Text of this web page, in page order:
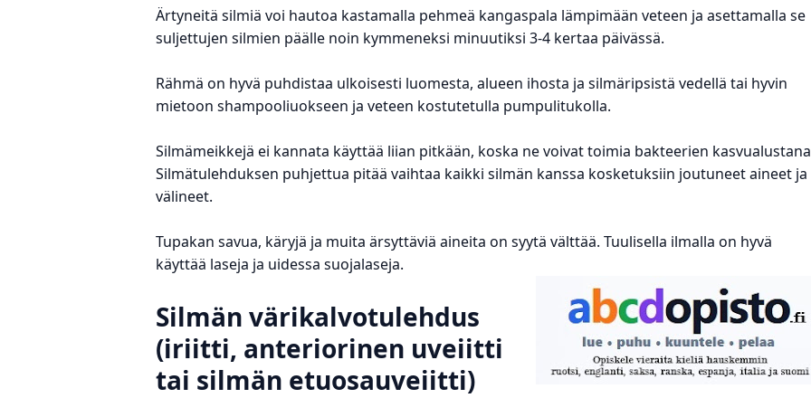
Ärtyneitä silmiä voi hautoa kastamalla pehmeä kangaspala lämpimään veteen ja asettamalla se
suljettujen silmien päälle noin kymmeneksi minuutiksi 3-4 kertaa päivässä.
Rähmä on hyvä puhdistaa ulkoisesti luomesta, alueen ihosta ja silmäripsistä vedellä tai hyvin
mietoon shampooliuokseen ja veteen kostutetulla pumpulitukolla.
Silmämeikkejä ei kannata käyttää liian pitkään, koska ne voivat toimia bakteerien
Silmätulehduksen puhjettua pitää vaihtaa kaikki silmän kanssa kosketuksiin joutuneet aineet ja
välineet.
Tupakan savua, käryjä ja muita ärsyttäviä aineita on syytä välttää. Tuulisella ilmalla on hyvä
käyttää laseja ja uidessa suojalaseja.
Silmän värikalvotulehdus
(iriitti, anteriorinen uveiitti
tai silmän etuosauveiitti)